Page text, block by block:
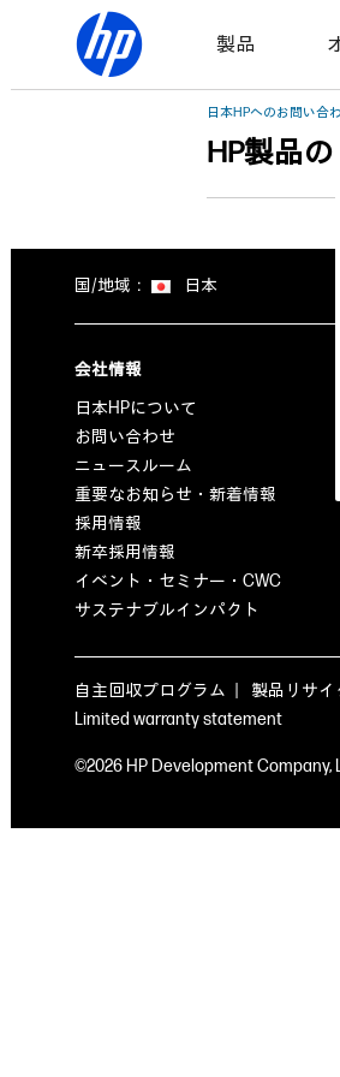
製品
日本HPへのお問い合
HP製品の
国/地域： 日本
会社情報
日本HPについて
お問い合わせ
ニュースルーム
重要なお知らせ・新着情報
採用情報
新卒採用情報
イベント・セミナー・CWC
サステナブルインパクト
自主回収プログラム 製品リサイ
Limited warranty statement
©2026 HP Development